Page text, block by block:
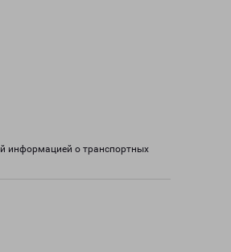
информацией о транспортных